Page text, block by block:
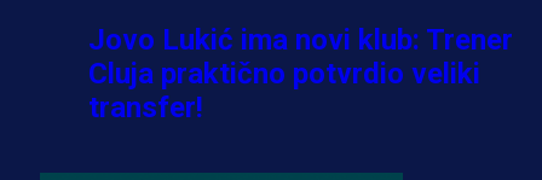
Jovo Lukić ima novi klub: Trener
Cluja praktično potvrdio veliki
transfer!